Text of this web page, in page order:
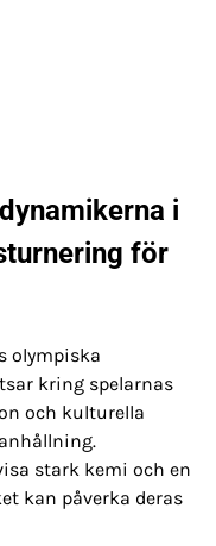
i
för
olympiska
kring spelarnas
och kulturella
stark kemi och en
kan påverka deras